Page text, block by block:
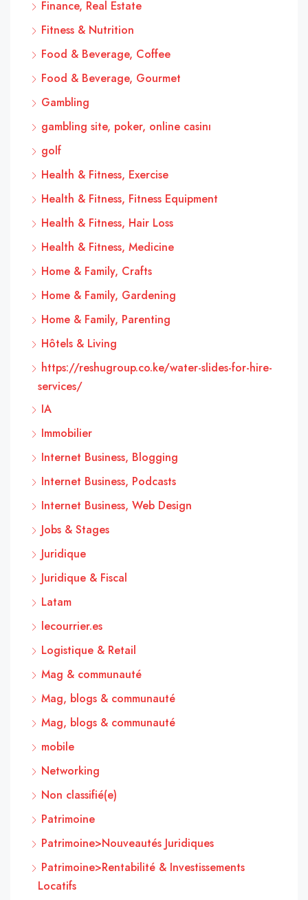
Finance, Real Estate
Fitness & Nutrition
Food & Beverage, Coffee
Food & Beverage, Gourmet
Gambling
gambling site, poker, online casinı
golf
Health & Fitness, Exercise
Health & Fitness, Fitness Equipment
Health & Fitness, Hair Loss
Health & Fitness, Medicine
Home & Family, Crafts
Home & Family, Gardening
Home & Family, Parenting
Hôtels & Living
https://reshugroup.co.ke/water-slides-for-hire-
services/
IA
Immobilier
Internet Business, Blogging
Internet Business, Podcasts
Internet Business, Web Design
Jobs & Stages
Juridique
Juridique & Fiscal
Latam
lecourrier.es
Logistique & Retail
Mag & communauté
Mag, blogs & communauté
Mag, blogs & communauté
mobile
Networking
Non classifié(e)
Patrimoine
Patrimoine>Nouveautés Juridiques
Patrimoine>Rentabilité & Investissements
Locatifs